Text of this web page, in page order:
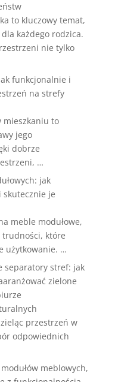
to kluczowy temat,
każdego rodzica.
nie tylko
funkcjonalnie i
na strefy
mieszkaniu to
jego
dobrze
…
jak
skutecznie je
meble modułowe,
trudności, które
użytkowanie. …
separatory stref: jak
zielone
przestrzeń w
odpowiednich
meblowych,